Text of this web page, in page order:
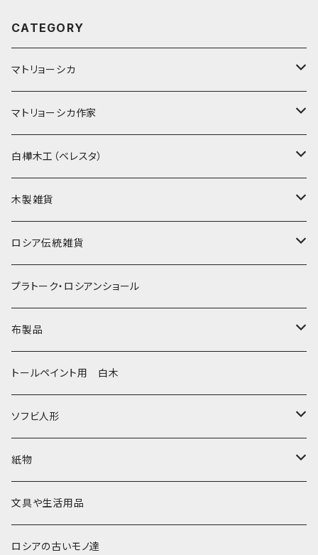
CATEGORY
マトリョーシカ
ノン入れ子マトリョーシカ
イコンモチーフ
クリスマス
ノリンスクの子達
動物マトリョーシカ
セミョーノフの子達
その他のマトショーシカ
キーロフの子達
マトリョーシカ作家
イリーナ・ヴァトゥルーシキナ
タマラ・コリエワ
ナジェジダ・イワンツォワ
リュボーフィ・ブズイキナ
タチアナ ドゥビニッチ
エレナ・イワンツォワ
バローニナ・マリヤ
ヴィクトル・ニキーチン
その他
白樺木工（ベレスタ）
型押しの箱
キャニスター
白樺編み
トレイ・平皿
白樺靴
白樺その他
木製雑貨
ニードルケース・お針刺し
ベル・起きあがりこぼし
オルゴール
キッチン
イースターエッグ
小物入れ・ボトルケース
置物
カラクリおもちゃ
ロシア伝統雑貨
ホフロマ
アルハンゲリスク
ゴロジェッツ
ジョストボ
グジェリ
プラトーク・ロシアンショール
布製品
キッチンクロス
ソビエトデザイン 昔の布
切り売り布・リボン
その他
トールペイント用 白木
ソフビ人形
現代物
ソビエト時代モノ等
紙物
本類
お祝い封筒
文具や生活用品
ロシアの古いモノ達